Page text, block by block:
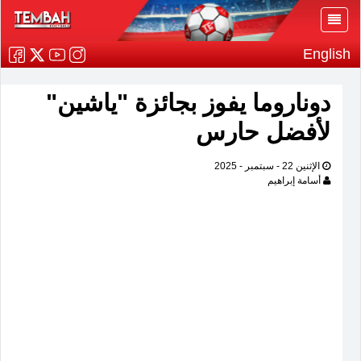
English
دوناروما يفوز بجائزة "ياشين"
لأفضل حارس
الإثنين 22 - سبتمبر - 2025
أسامة إبراهيم